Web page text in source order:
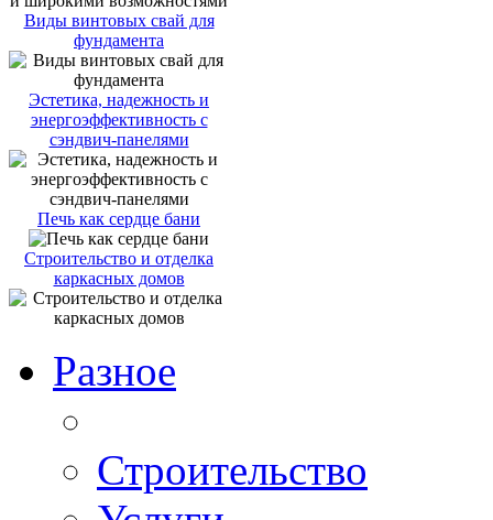
Виды винтовых свай для
фундамента
Эстетика, надежность и
энергоэффективность с
сэндвич-панелями
Печь как сердце бани
Строительство и отделка
каркасных домов
Разное
Строительство